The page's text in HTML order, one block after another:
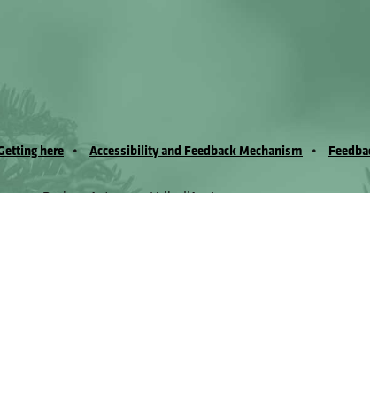
here Accessibility and Feedback Mechanism
- Regione Autonoma Valle d’Aosta